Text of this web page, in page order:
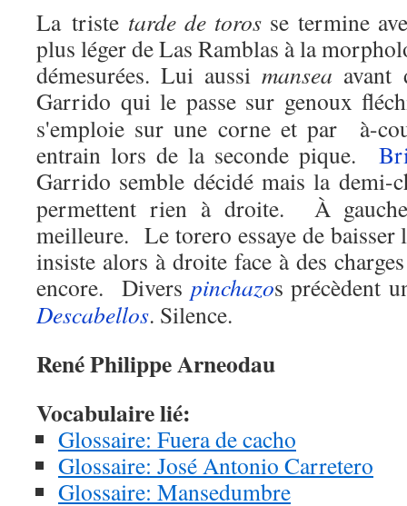
La triste tarde de toros se termine
plus léger de Las Ramblas à la
démesurées. Lui aussimansea avant
Garrido qui le passe sur genoux
s'emploie sur une corne et par à-
entrain lors de la seconde pique.
Garrido semble décidé mais la demi-
permettent rien à droite.
À
meilleure. Le torero essaye de baisser
insiste alors à droite face à des
encore.
Divers pinchazos précèdent
Descabellos. Silence.
René Philippe Arneodau
Vocabulaire lié:
Glossaire: Fuera de cacho
Glossaire: José Antonio Carretero
Glossaire: Mansedumbre